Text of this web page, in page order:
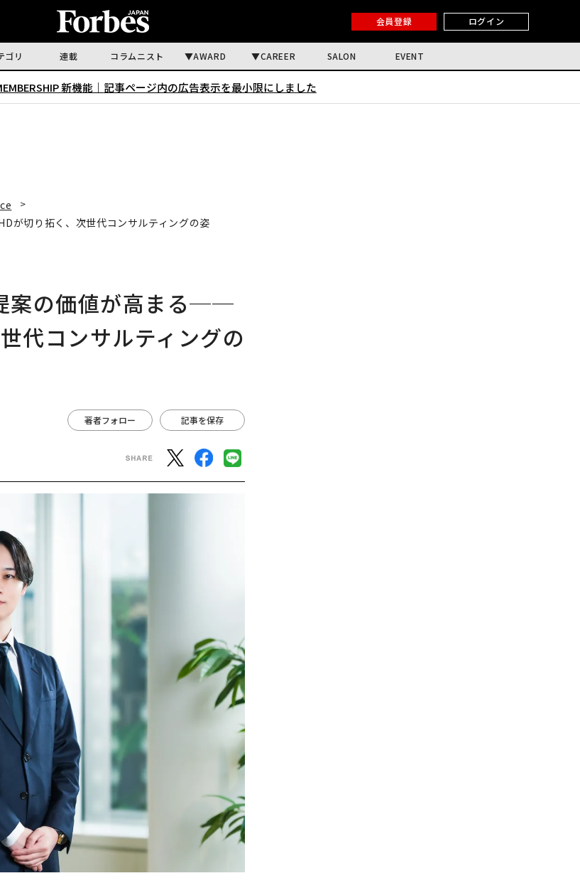
会員登録 ログイン
ゴリ 連載 コラムニスト AWARD CAREER SALON EVENT
新機能｜ 記事ページ内の広告表示を最小限にしました
が切り拓く、次世代コンサルティングの姿
案の価値が高まる──
代コンサルティングの
著者フォロー 記事を保存